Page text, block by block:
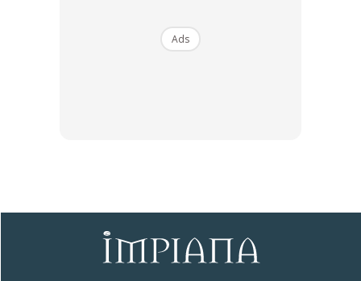
Namun tempat teduhan nya perlu disediakan. Tak perlu
terlalu besar. Memadai ada ruang ia berlindung dari terik
matahari dan kesejukan terutamanya di waktu malam. Jika
Ads